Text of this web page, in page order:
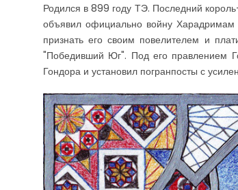
Родился в 899 году ТЭ. Последний
объявил официально войну
признать его своим повелителем и
"Победивший Юг". Под его правлением
Гондора и установил погранпосты с